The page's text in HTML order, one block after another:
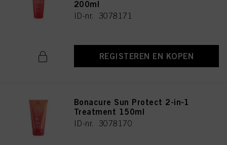
200ml
ID-nr. 3078171
REGISTEREN EN KOPEN
Bonacure Sun Protect 2-in-1
Treatment 150ml
ID-nr. 3078170